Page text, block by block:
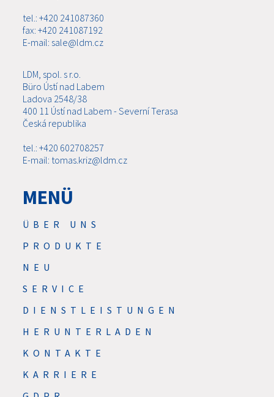
tel.: +420 241087360
fax: +420 241087192
E-mail: sale@ldm.cz
LDM, spol. s r.o.
Büro Ústí nad Labem
Ladova 2548/38
400 11 Ústí nad Labem - Severní Terasa
Česká republika
tel.: +420 602708257
E-mail: tomas.kriz@ldm.cz
MENÜ
ÜBER UNS
PRODUKTE
NEU
SERVICE
DIENSTLEISTUNGEN
HERUNTERLADEN
KONTAKTE
KARRIERE